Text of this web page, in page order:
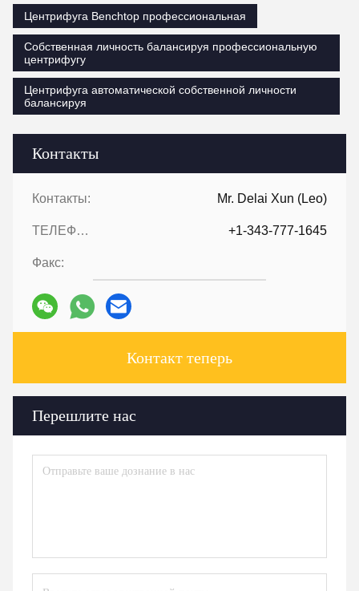
Контакты
Контакты: Mr. Delai Xun (Leo)
ТЕЛЕФОН:: +1-343-777-1645
Факс:
Контакт теперь
Перешлите нас
Центрифуга Benchtop профессиональная
Собственная личность балансируя профессиональную
центрифугу
Центрифуга автоматической собственной личности
балансируя